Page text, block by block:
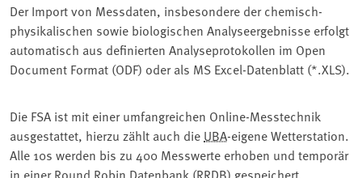
Der Import von Messdaten, insbesondere der chemisch-
physikalischen sowie biologischen Analyseergebnisse erfolgt
automatisch aus definierten Analyseprotokollen im Open
Document Format (ODF) oder als MS Excel-Datenblatt (*.XLS).
Die FSA ist mit einer umfangreichen Online-Messtechnik
ausgestattet, hierzu zählt auch die UBA-eigene Wetterstation.
Alle 10s werden bis zu 400 Messwerte erhoben und temporär
in einer Round Robin Datenbank (RRDB) gespeichert.